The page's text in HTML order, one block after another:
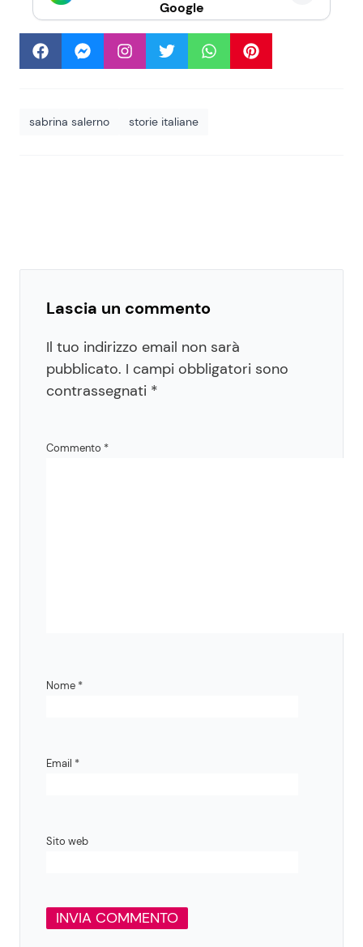
Google
sabrina salerno storie italiane
Lascia un commento
Il tuo indirizzo email non sarà
pubblicato. I campi obbligatori sono
contrassegnati *
Commento *
Nome *
Email *
Sito web